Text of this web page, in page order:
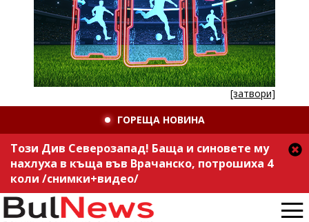
[затвори]
ГОРЕЩА НОВИНА
Този Див Северозапад! Баща и синовете му
нахлуха в къща във Врачанско, потрошиха 4
коли /снимки+видео/